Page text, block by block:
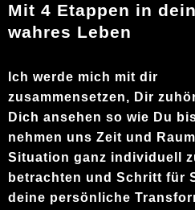
Mit 4 Etappen in
wahres Leben
Ich werde mich mit dir
zusammensetzen, Dir
Dich ansehen so wie Du
nehmen uns Zeit und
Situation ganz individuell
betrachten und Schritt für
deine persönliche